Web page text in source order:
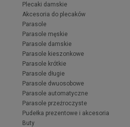
Plecaki damskie
Akcesoria do plecaków
Parasole
Parasole męskie
Parasole damskie
Parasole kieszonkowe
Parasole krótkie
Parasole długie
Parasole dwuosobowe
Parasole automatyczne
Parasole przeźroczyste
Pudełka prezentowe i akcesoria
Buty